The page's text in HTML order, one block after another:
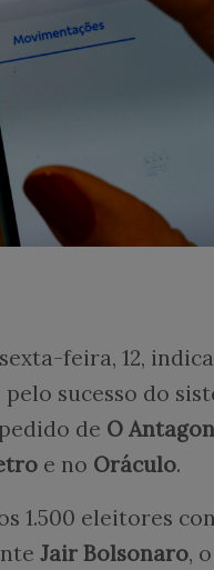
feira, 12,
sucesso do
de O
e no Oráculo.
1.500 eleitores
Jair Bolsonaro,